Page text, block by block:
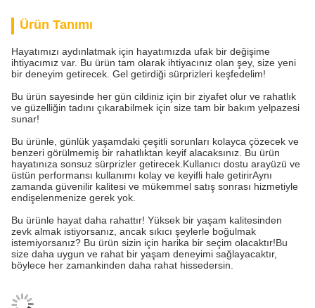
Ürün Tanımı
Hayatımızı aydınlatmak için hayatımızda ufak bir değişime
ihtiyacımız var. Bu ürün tam olarak ihtiyacınız olan şey, size yeni
bir deneyim getirecek. Gel getirdiği sürprizleri keşfedelim!
Bu ürün sayesinde her gün cildiniz için bir ziyafet olur ve rahatlık
ve güzelliğin tadını çıkarabilmek için size tam bir bakım yelpazesi
sunar!
Bu ürünle, günlük yaşamdaki çeşitli sorunları kolayca çözecek ve
benzeri görülmemiş bir rahatlıktan keyif alacaksınız. Bu ürün
hayatınıza sonsuz sürprizler getirecek.Kullanıcı dostu arayüzü ve
üstün performansı kullanımı kolay ve keyifli hale getirirAynı
zamanda güvenilir kalitesi ve mükemmel satış sonrası hizmetiyle
endişelenmenize gerek yok.
Bu ürünle hayat daha rahattır! Yüksek bir yaşam kalitesinden
zevk almak istiyorsanız, ancak sıkıcı şeylerle boğulmak
istemiyorsanız? Bu ürün sizin için harika bir seçim olacaktır!Bu
size daha uygun ve rahat bir yaşam deneyimi sağlayacaktır,
böylece her zamankinden daha rahat hissedersin.